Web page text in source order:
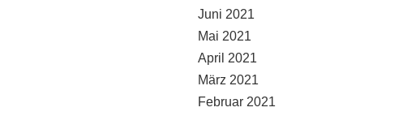
Juni 2021
Mai 2021
April 2021
März 2021
Februar 2021